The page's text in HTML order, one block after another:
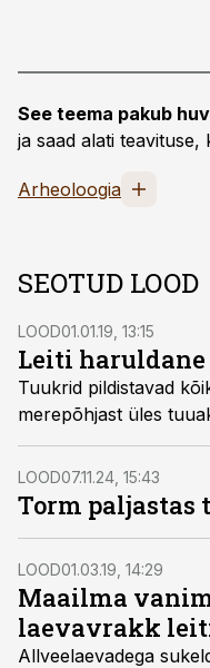
See teema pakub
ja saad alati teavituse,
Arheoloogia
SEOTUD LOOD
LOOD01.01.19, 13:15
Leiti
Tuukrid pildistavad
merepõhjast üles
LOOD07.11.24, 15:43
Torm
LOOD01.03.19, 14:29
Maailma
laevavrakk
Allveelaevadega